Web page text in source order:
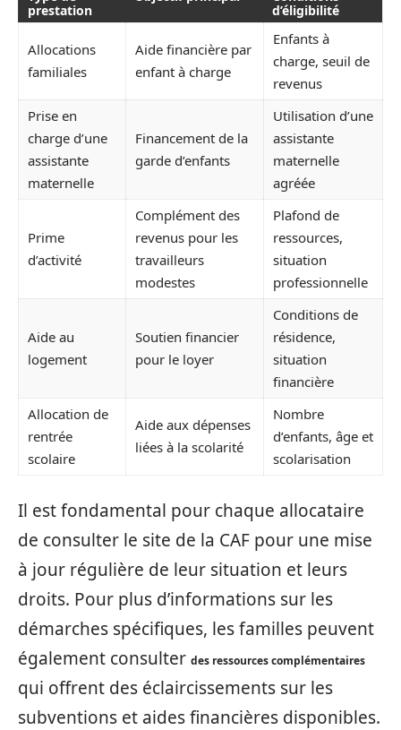
prestation
d’éligibilité
Allocations
familiales
Aide financière par
enfant à charge
Enfants à
charge, seuil de
revenus
Prise en
charge d’une
assistante
maternelle
Financement de la
garde d’enfants
Utilisation d’une
assistante
maternelle
agréée
Prime
d’activité
Complément des
revenus pour les
travailleurs
modestes
Plafond de
ressources,
situation
professionnelle
Aide au
logement
Soutien financier
pour le loyer
Conditions de
résidence,
situation
financière
Allocation de
rentrée
scolaire
Aide aux dépenses
liées à la scolarité
Nombre
d’enfants, âge et
scolarisation
Il est fondamental pour chaque allocataire
de consulter le site de la CAF pour une mise
à jour régulière de leur situation et leurs
droits. Pour plus d’informations sur les
démarches spécifiques, les familles peuvent
également consulter des ressources complémentaires
qui offrent des éclaircissements sur les
subventions et aides financières disponibles.